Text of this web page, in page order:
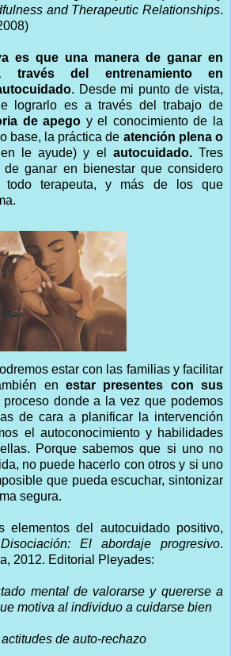
and Therapeutic Relationships.
es que una manera de ganar en
través del entrenamiento en
. Desde mi punto de vista,
lograrlo es a través del trabajo de
de apego y el conocimiento de la
base, la práctica de atención plena o
le ayude) y el autocuidado.Tres
de ganar en bienestar que considero
todo terapeuta, y más de los que
estar con las familias y facilitar
en estar presentes con sus
donde a la vez que podemos
de cara a planificar la intervención
el autoconocimiento y habilidades
Porque sabemos que si uno no
no puede hacerlo con otros y si uno
que pueda escuchar, sintonizar
segura.
elementos del autocuidado positivo,
El abordaje progresivo.
2012. Editorial Pleyades:
mental de valorarse y quererse a
motiva al individuo a cuidarse bien
de auto-rechazo